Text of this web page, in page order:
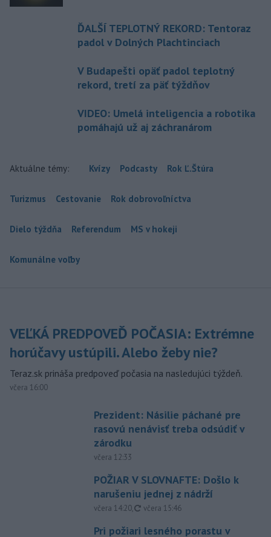
ĎALŠÍ TEPLOTNÝ REKORD: Tentoraz
padol v Dolných Plachtinciach
V Budapešti opäť padol teplotný
rekord, tretí za päť týždňov
VIDEO: Umelá inteligencia a robotika
pomáhajú už aj záchranárom
Aktuálne témy: Kvízy Podcasty Rok Ľ.Štúra
Turizmus Cestovanie Rok dobrovoľníctva
Dielo týždňa Referendum MS v hokeji
Komunálne voľby
VEĽKÁ PREDPOVEĎ POČASIA: Extrémne
horúčavy ustúpili. Alebo žeby nie?
Teraz.sk prináša predpoveď počasia na nasledujúci týždeň.
včera 16:00
Prezident: Násilie páchané pre
rasovú nenávisť treba odsúdiť v
zárodku
včera 12:33
POŽIAR V SLOVNAFTE: Došlo k
narušeniu jednej z nádrží
včera 14:20, aktualizované
včera 15:46
Pri požiari lesného porastu v